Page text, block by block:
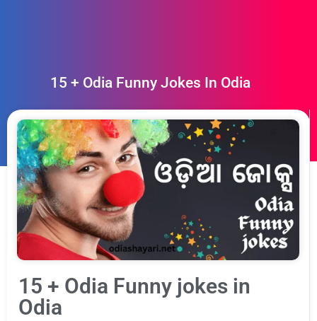
15 + Odia Funny Jokes In Odia
15 + Odia Funny jokes in
Odia